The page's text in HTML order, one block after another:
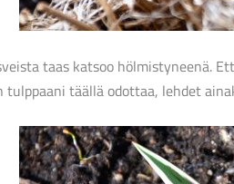
taas katsoo hölmistyneenä.
tulppaani täällä odottaa, lehdet